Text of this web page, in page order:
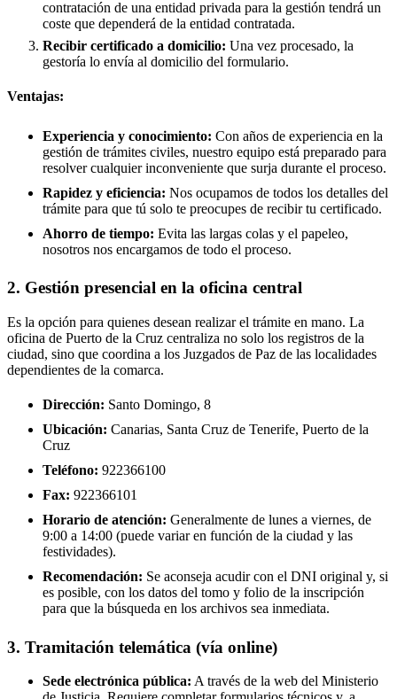
contratación de una entidad privada para la gestión tendrá un
coste que dependerá de la entidad contratada.
Recibir certificado a domicilio: Una vez procesado, la
gestoría lo envía al domicilio del formulario.
Ventajas:
Experiencia y conocimiento: Con años de experiencia en la
gestión de trámites civiles, nuestro equipo está preparado para
resolver cualquier inconveniente que surja durante el proceso.
Rapidez y eficiencia: Nos ocupamos de todos los detalles del
trámite para que tú solo te preocupes de recibir tu certificado.
Ahorro de tiempo: Evita las largas colas y el papeleo,
nosotros nos encargamos de todo el proceso.
2. Gestión presencial en la oficina central
Es la opción para quienes desean realizar el trámite en mano. La
oficina de Puerto de la Cruz centraliza no solo los registros de la
ciudad, sino que coordina a los Juzgados de Paz de las localidades
dependientes de la comarca.
Dirección: Santo Domingo, 8
Ubicación: Canarias, Santa Cruz de Tenerife, Puerto de la
Cruz
Teléfono: 922366100
Fax: 922366101
Horario de atención: Generalmente de lunes a viernes, de
9:00 a 14:00 (puede variar en función de la ciudad y las
festividades).
Recomendación: Se aconseja acudir con el DNI original y, si
es posible, con los datos del tomo y folio de la inscripción
para que la búsqueda en los archivos sea inmediata.
3. Tramitación telemática (vía online)
Sede electrónica pública: A través de la web del Ministerio